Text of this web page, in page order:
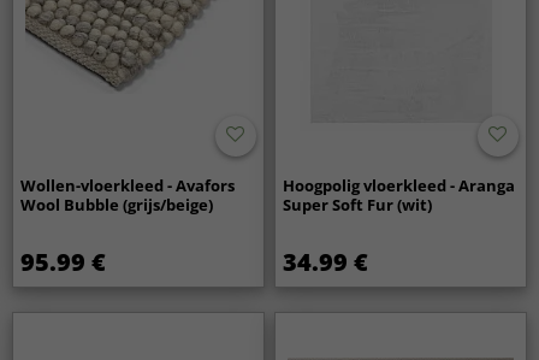
Wollen-vloerkleed - Avafors
Wool Bubble (grijs/beige)
95.99 €
Hoogpolig vloerkleed - Aranga
Super Soft Fur (wit)
34.99 €